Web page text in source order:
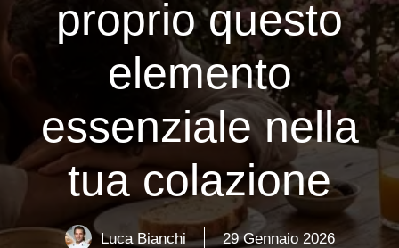
proprio questo
elemento
essenziale nella
tua colazione
Luca Bianchi 29 Gennaio 2026